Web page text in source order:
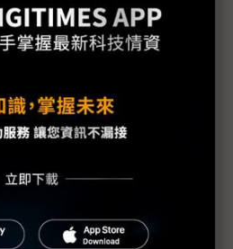
John Ternus：著重在用戶
出身 台廠盼訂單擺脫價格導
產品主義回歸迎戰AI轉型
Cook交棒 蘋果擁「雙太